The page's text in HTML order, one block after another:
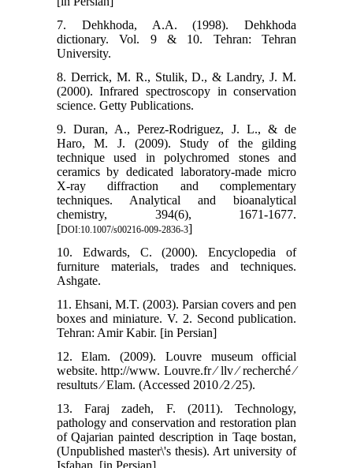
7. Dehkhoda, A.A. (1998). Dehkhoda
dictionary. Vol. 9 & 10. Tehran: Tehran
University.
8. Derrick, M. R., Stulik, D., & Landry, J. M.
(2000). Infrared spectroscopy in conservation
science. Getty Publications.
9. Duran, A., Perez-Rodriguez, J. L., & de
Haro, M. J. (2009). Study of the gilding
technique used in polychromed stones and
ceramics by dedicated laboratory-made micro
X-ray diffraction and complementary
techniques. Analytical and bioanalytical
chemistry, 394(6), 1671-1677.
[DOI:10.1007/s00216-009-2836-3]
10. Edwards, C. (2000). Encyclopedia of
furniture materials, trades and techniques.
Ashgate.
11. Ehsani, M.T. (2003). Parsian covers and pen
boxes and miniature. V. 2. Second publication.
Tehran: Amir Kabir. [in Persian]
12. Elam. (2009). Louvre museum official
website. http://www. Louvre.fr ∕ llv ∕ recherché ∕
resultuts ∕ Elam. (Accessed 2010 ∕2 ∕25).
13. Faraj zadeh, F. (2011). Technology,
pathology and conservation and restoration plan
of Qajarian painted description in Taqe bostan,
(Unpublished master\'s thesis). Art university of
Isfahan. [in Persian]